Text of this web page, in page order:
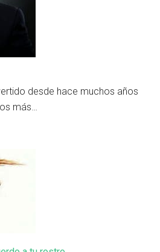
desde hace muchos años
más…